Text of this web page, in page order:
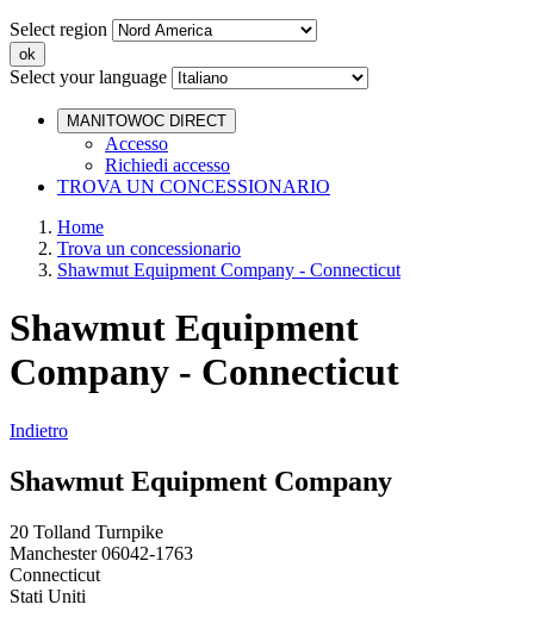
Select region
Select your language
MANITOWOC DIRECT
Accesso
Richiedi accesso
TROVA UN CONCESSIONARIO
Home
Trova un concessionario
Shawmut Equipment Company - Connecticut
Shawmut Equipment
Company - Connecticut
Indietro
Shawmut Equipment Company
20 Tolland Turnpike
Manchester 06042-1763
Connecticut
Stati Uniti